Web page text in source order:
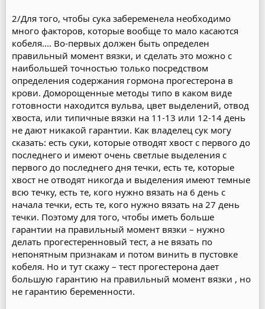
2/Для того, чтобы сука забеременела необходимо
много факторов, которые вообще то мало касаются
кобеля.... Во-первых должен быть определен
правильный момент вязки, и сделать это можно с
наибольшей точностью только посредством
определения содержания гормона прогестерона в
крови. Доморощенные методы типо в каком виде
готовности находится вульва, цвет выделений, отвод
хвоста, или типичные вязки на 11-13 или 12-14 день
не дают никакой гарантии. Как владелец сук могу
сказать: есть суки, которые отводят хвост с первого до
последнего и имеют очень светлые выделения с
первого до последнего дня течки, есть те, которые
хвост не отводят никогда и выделения имеют темные
всю течку, есть те, кого нужно вязать на 6 день с
начала течки, есть те, кого нужно вязать на 27 день
течки. Поэтому для того, чтобы иметь больше
гарантии на правильный момент вязки – нужно
делать прогестеренновый тест, а не вязать по
непонятным признакам и потом винить в пустовке
кобеля. Но и тут скажу – тест прогестерона дает
большую гарантию на правильный момент вязки , но
не гарантию беременности.